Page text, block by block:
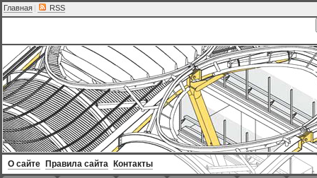
Главная | RSS
О сайте Правила сайта Контакты